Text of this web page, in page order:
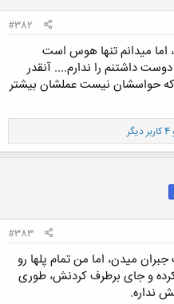
#382
میدانم تنها هوس است
داشتنم را ندارم.... آنقدر
حواسشان نیست عملشان بیشتر
#383
میدن، اما من تمام پلها رو
و جای برطرف کردنش، طوری
نداره.